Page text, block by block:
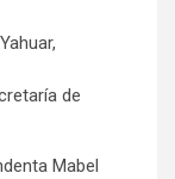
de
Mabel